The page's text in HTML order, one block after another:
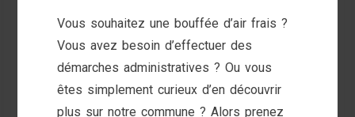
Vous souhaitez une bouffée d’air frais ?
Vous avez besoin d’effectuer des
démarches administratives ? Ou vous
êtes simplement curieux d’en découvrir
plus sur notre commune ? Alors prenez